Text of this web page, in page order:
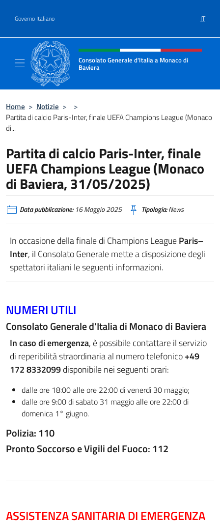
Governo Italiano IT
Intestazione sito, social e menù
Consolato Generale d'Italia a Monaco di
Baviera
Home > Notizie >
>
Partita di calcio Paris-Inter, finale UEFA Champions League (Monaco
di...
Partita di calcio Paris-Inter, finale
UEFA Champions League (Monaco
di Baviera, 31/05/2025)
Data pubblicazione:16 Maggio 2025 Tipologia:News
In occasione della finale di Champions LeagueParis–
Inter, il Consolato Generale mette a disposizione degli
spettatori italiani le seguenti informazioni.
NUMERI UTILI
Consolato Generale d’Italia di Monaco di Baviera
In caso di emergenza, è possibile contattare il servizio
di reperibilità straordinaria al numero telefonico+49
172 8332099disponibile nei seguenti orari:
dalle ore 18:00 alle ore 22:00 di venerdì 30 maggio;
dalle ore 9:00 di sabato 31 maggio alle ore 22:00 di
domenica 1° giugno.
Polizia: 110
Pronto Soccorso e Vigili del Fuoco: 112
ASSISTENZA SANITARIA DI EMERGENZA